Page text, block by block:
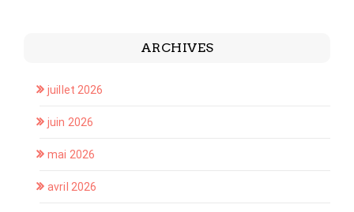
ARCHIVES
juillet 2026
juin 2026
mai 2026
avril 2026